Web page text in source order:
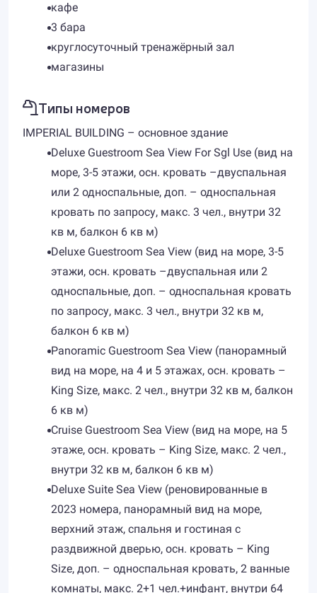
кафе
3 бара
круглосуточный тренажёрный зал
магазины
Типы номеров
IMPERIAL BUILDING – основное здание
Deluxe Guestroom Sea View For Sgl Use (вид на
море, 3-5 этажи, осн. кровать –двуспальная
или 2 односпальные, доп. – односпальная
кровать по запросу, макс. 3 чел., внутри 32
кв м, балкон 6 кв м)
Deluxe Guestroom Sea View (вид на море, 3-5
этажи, осн. кровать –двуспальная или 2
односпальные, доп. – односпальная кровать
по запросу, макс. 3 чел., внутри 32 кв м,
балкон 6 кв м)
Panoramic Guestroom Sea View (панорамный
вид на море, на 4 и 5 этажах, осн. кровать –
King Size, макс. 2 чел., внутри 32 кв м, балкон
6 кв м)
Cruise Guestroom Sea View (вид на море, на 5
этаже, осн. кровать – King Size, макс. 2 чел.,
внутри 32 кв м, балкон 6 кв м)
Deluxe Suite Sea View (реновированные в
2023 номера, панорамный вид на море,
верхний этаж, спальня и гостиная с
раздвижной дверью, осн. кровать – King
Size, доп. – односпальная кровать, 2 ванные
комнаты, макс. 2+1 чел.+инфант, внутри 64